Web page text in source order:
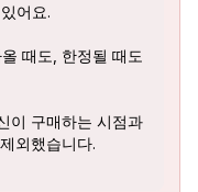
어요.
때도, 한정될 때도
이 구매하는 시점과
외했습니다.